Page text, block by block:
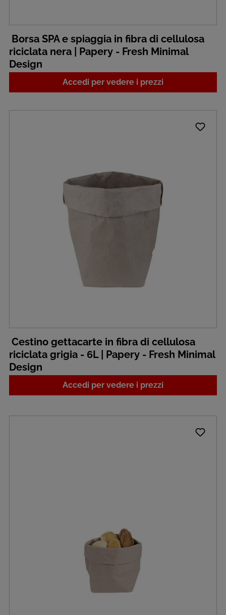
Borsa SPA e spiaggia in fibra di cellulosa
riciclata nera | Papery - Fresh Minimal
Design
Accedi per vedere i prezzi
Cestino gettacarte in fibra di cellulosa
riciclata grigia - 6L | Papery - Fresh Minimal
Design
Accedi per vedere i prezzi